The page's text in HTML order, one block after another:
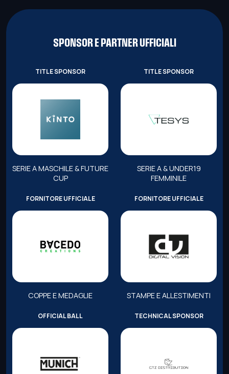
SPONSOR E PARTNER UFFICIALI
TITLE SPONSOR
SERIE A MASCHILE & FUTURE
CUP
TITLE SPONSOR
SERIE A & UNDER19
FEMMINILE
FORNITORE UFFICIALE
COPPE E MEDAGLIE
FORNITORE UFFICIALE
STAMPE E ALLESTIMENTI
OFFICIAL BALL TECHNICAL SPONSOR